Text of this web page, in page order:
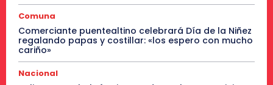
Comuna
Comerciante puentealtino celebrará Día de la Niñez
regalando papas y costillar: «los espero con mucho
cariño»
Nacional